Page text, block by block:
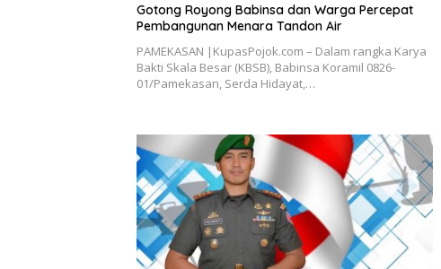
Gotong Royong Babinsa dan Warga Percepat
Pembangunan Menara Tandon Air
PAMEKASAN |KupasPojok.com – Dalam rangka Karya
Bakti Skala Besar (KBSB), Babinsa Koramil 0826-
01/Pamekasan, Serda Hidayat,…